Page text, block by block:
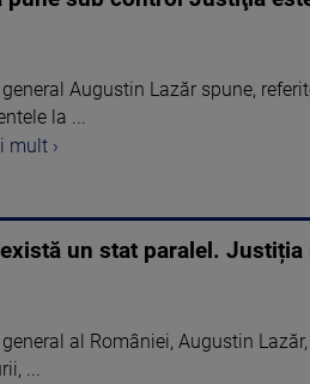
Augustin Lazăr spune,
la ...
mult ›
un stat paralel.
al României, Augustin
...